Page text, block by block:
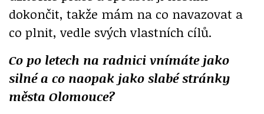
dokončit, takže mám na co navazovat a
co plnit, vedle svých vlastních cílů.
Co po letech na radnici vnímáte jako
silné a co naopak jako slabé stránky
města Olomouce?